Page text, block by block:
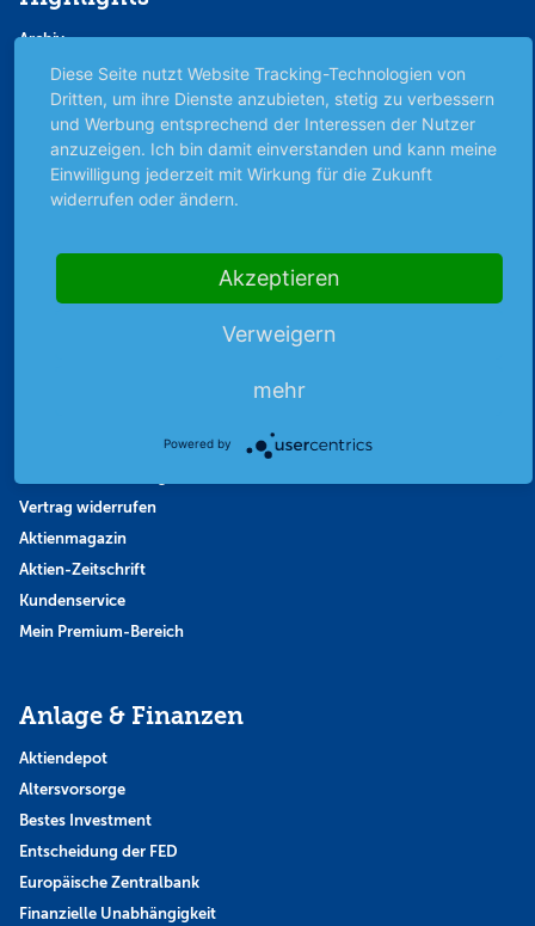
Archiv
Börsenbericht
Börsengerüchte
Börsengespräche
Börsennews
Favoriten
Strategie
Vertrag widerrufen
Aktienmagazin
Aktien-Zeitschrift
Kundenservice
Mein Premium-Bereich
Anlage & Finanzen
Aktiendepot
Altersvorsorge
Bestes Investment
Entscheidung der FED
Europäische Zentralbank
Finanzielle Unabhängigkeit
Diese Seite nutzt Website Tracking-Technologien von
Dritten, um ihre Dienste anzubieten, stetig zu verbessern
und Werbung entsprechend der Interessen der Nutzer
anzuzeigen. Ich bin damit einverstanden und kann meine
Einwilligung jederzeit mit Wirkung für die Zukunft
widerrufen oder ändern.
Akzeptieren
Verweigern
mehr
Powered by